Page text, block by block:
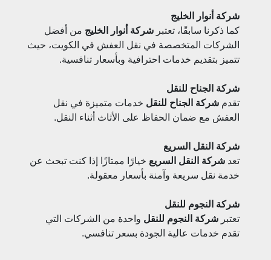
شركة أنوار الخليج
كما ذكرنا سابقًا، تعتبر شركة أنوار الخليج من أفضل
الشركات المتخصصة في نقل العفش في الكويت، حيث
تتميز بتقديم خدمات احترافية وبأسعار تنافسية.
شركة الجناح للنقل
تقدم شركة الجناح للنقل خدمات متميزة في نقل
العفش مع ضمان الحفاظ على الأثاث أثناء النقل.
شركة النقل السريع
تعد شركة النقل السريع خيارًا ممتازًا إذا كنت تبحث عن
خدمة نقل سريعة وآمنة بأسعار معقولة.
شركة النجوم للنقل
تعتبر شركة النجوم للنقل واحدة من الشركات التي
تقدم خدمات عالية الجودة بسعر تنافسي.